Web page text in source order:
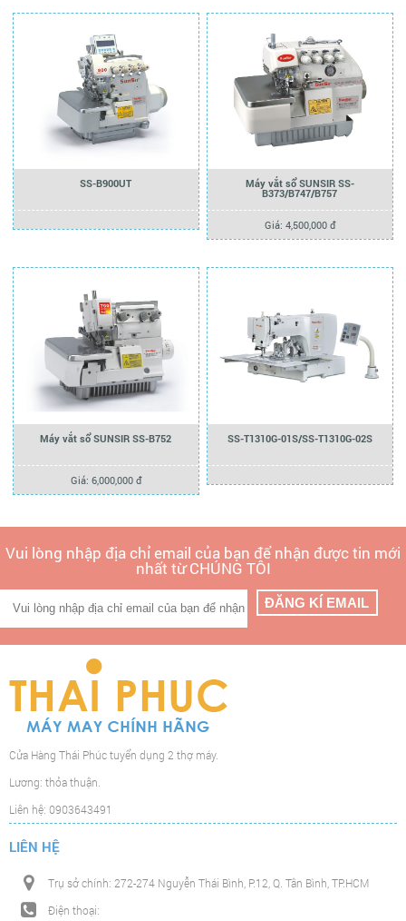
SS-B900UT Máy vắt sổ SUNSIR SS-
B373/B747/B757
Giá: 4,500,000 đ
Máy vắt sổ SUNSIR SS-B752
Giá: 6,000,000 đ
SS-T1310G-01S/SS-T1310G-02S
Vui lòng nhập địa chỉ email của bạn để nhận được tin mới
nhất từ CHÚNG TÔI
Cửa Hàng Thái Phúc tuyển dụng 2 thợ máy.
Lương: thỏa thuận.
Liên hệ: 0903643491
LIÊN HỆ
Trụ sở chính: 272-274 Nguyễn Thái Bình, P.12, Q. Tân Bình, TP.HCM
Điện thoại: